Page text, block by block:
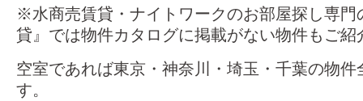
※水商売賃貸・ナイトワークのお部屋探し専門
貸』では物件カタログに掲載がない物件もご紹
空室であれば東京・神奈川・埼玉・千葉の物件
す。